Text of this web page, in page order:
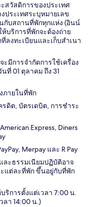
สวัสดิการของประเทศ
ประเทศระบุหมายเลข
บสถานที่พักทุกแห่ง (อินน์
บริการที่พักจะต้องถ่าย
ลงทะเบียนและเก็บสำเนา
มีการจำกัดการใช้เครื่อง
ที่ 01 ตุลาคม ถึง 31
ภายในที่พัก
ดิต, บัตรเดบิต, การชำระ
Express, Diners
Merpay และ R Pay
ละธรรมเนียมปฏิบัติอาจ
แต่ละที่พัก ขึ้นอยู่กับที่พัก
การตั้งแต่เวลา 7:00 น.
ลา 14:00 น.)